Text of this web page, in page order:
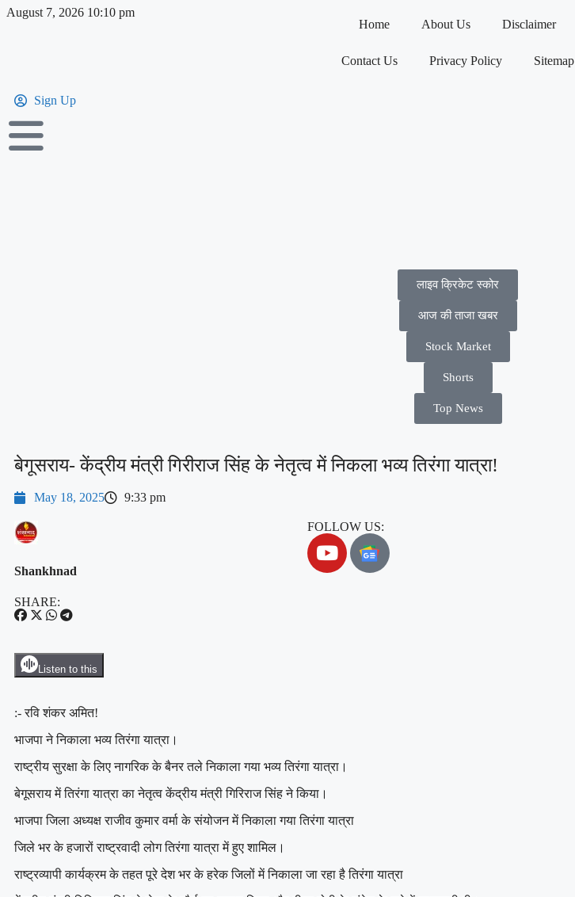
August 7, 2026 10:10 pm
Home
About Us Disclaimer
Contact Us Privacy Policy Sitemap
Sign Up
लाइव क्रिकेट स्कोर
आज की ताजा खबर
Stock Market
Shorts
Top News
बेगूसराय- केंद्रीय मंत्री गिरीराज सिंह के नेतृत्व में निकला भव्य तिरंगा यात्रा!
May 18, 2025 9:33 pm
Shankhnad
FOLLOW US:
SHARE:
Listen to this
:- रवि शंकर अमित!
भाजपा ने निकाला भव्य तिरंगा यात्रा।
राष्ट्रीय सुरक्षा के लिए नागरिक के बैनर तले निकाला गया भव्य तिरंगा यात्रा।
बेगूसराय में तिरंगा यात्रा का नेतृत्व केंद्रीय मंत्री गिरिराज सिंह ने किया।
भाजपा जिला अध्यक्ष राजीव कुमार वर्मा के संयोजन में निकाला गया तिरंगा यात्रा
जिले भर के हजारों राष्ट्रवादी लोग तिरंगा यात्रा में हुए शामिल।
राष्ट्रव्यापी कार्यक्रम के तहत पूरे देश भर के हरेक जिलों में निकाला जा रहा है तिरंगा यात्रा